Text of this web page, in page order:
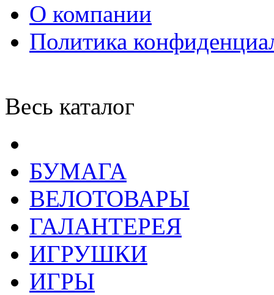
О компании
Политика
Весь каталог
БУМАГА
ВЕЛОТОВАРЫ
ГАЛАНТЕРЕЯ
ИГРУШКИ
ИГРЫ